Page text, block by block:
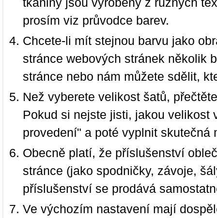
prosím viz průvodce barev.
Chcete-li mít stejnou barvu jako
stránce webových stránek několik
stránce nebo nám můžete sdělit,
Než vyberete velikost šatů,
Pokud si nejste jisti, jakou velikost
provedení" a poté vyplnit
Obecně platí, že příslušenství
stránce (jako spodničky, závoje,
příslušenství se prodává
Ve výchozím nastavení mají